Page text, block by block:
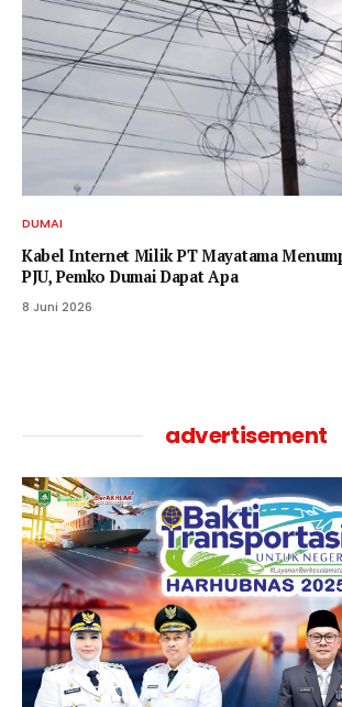
DUMAI
Kabel Internet Milik PT Mayatama
PJU, Pemko Dumai Dapat Apa
8 Juni 2026
advertisement